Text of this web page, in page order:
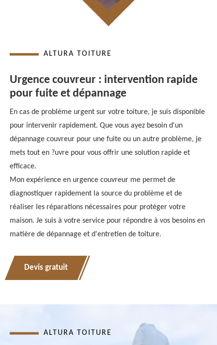
ALTURA TOITURE
Urgence couvreur : intervention rapide
pour fuite et dépannage
En cas de problème urgent sur votre toiture, je suis disponible
pour intervenir rapidement. Que vous ayez besoin d'un
dépannage couvreur pour une fuite ou un autre problème, je
mets tout en ?uvre pour vous offrir une solution rapide et
efficace.
Mon expérience en urgence couvreur me permet de
diagnostiquer rapidement la source du problème et de
réaliser les réparations nécessaires pour protéger votre
maison. Je suis à votre service pour répondre à vos besoins en
matière de dépannage et d'entretien de toiture.
Devis gratuit
ALTURA TOITURE